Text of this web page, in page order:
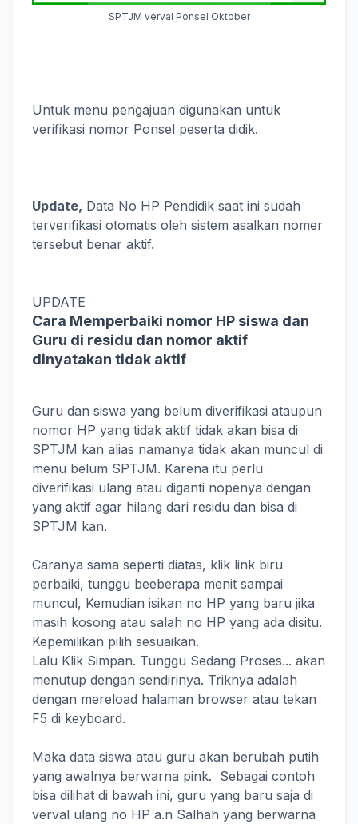
SPTJM verval Ponsel Oktober
Untuk menu pengajuan digunakan untuk
verifikasi nomor Ponsel peserta didik.
Update, Data No HP Pendidik saat ini sudah
terverifikasi otomatis oleh sistem asalkan nomer
tersebut benar aktif.
UPDATE
Cara Memperbaiki nomor HP siswa dan
Guru di residu dan nomor aktif
dinyatakan tidak aktif
Guru dan siswa yang belum diverifikasi ataupun
nomor HP yang tidak aktif tidak akan bisa di
SPTJM kan alias namanya tidak akan muncul di
menu belum SPTJM. Karena itu perlu
diverifikasi ulang atau diganti nopenya dengan
yang aktif agar hilang dari residu dan bisa di
SPTJM kan.
Caranya sama seperti diatas, klik link biru
perbaiki, tunggu beeberapa menit sampai
muncul, Kemudian isikan no HP yang baru jika
masih kosong atau salah no HP yang ada disitu.
Kepemilikan pilih sesuaikan.
Lalu Klik Simpan. Tunggu Sedang Proses... akan
menutup dengan sendirinya. Triknya adalah
dengan mereload halaman browser atau tekan
F5 di keyboard.
Maka data siswa atau guru akan berubah putih
yang awalnya berwarna pink. Sebagai contoh
bisa dilihat di bawah ini, guru yang baru saja di
verval ulang no HP a.n Salhah yang berwarna